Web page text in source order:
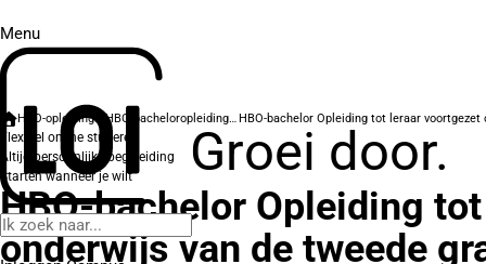
Menu
Groei door.
HBO-opleidingen HBO-bacheloropleidingen
Flexibel online studeren
Altijd persoonlijke begeleiding
Starten wanneer je wilt
HBO-bachelor Opleiding
onderwijs van de tweede